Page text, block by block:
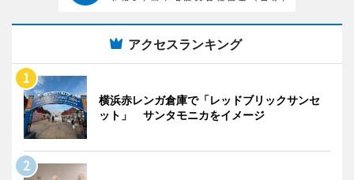
アクセスランキング
横浜赤レンガ倉庫で「レッドブリックサンセ
ット」 サンタモニカをイメージ